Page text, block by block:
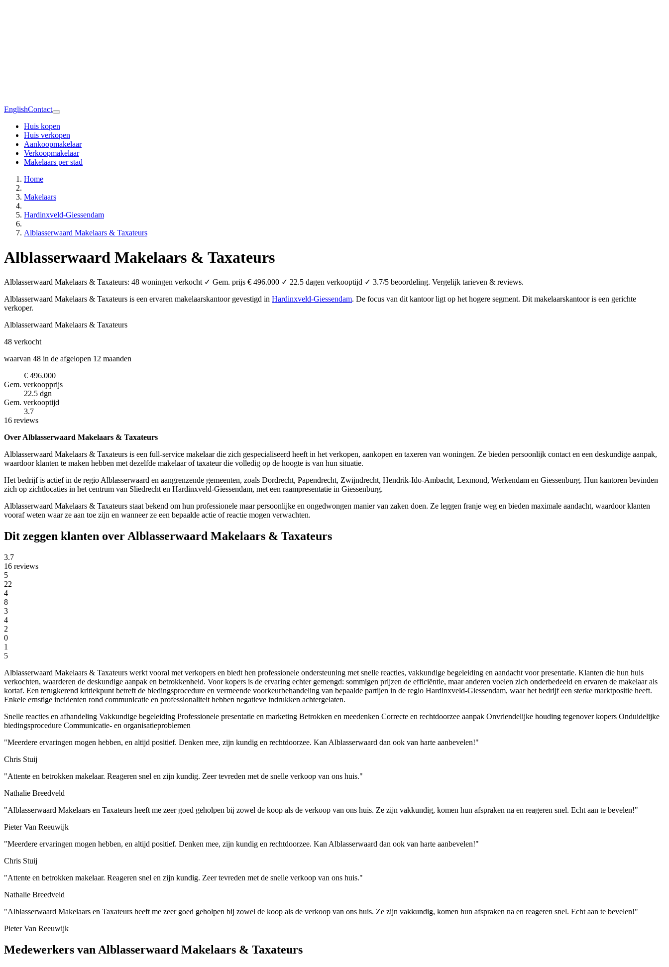
EnglishContact
Huis kopen
Huis verkopen
Aankoopmakelaar
Verkoopmakelaar
Makelaars per stad
Home
Makelaars
Hardinxveld-Giessendam
Alblasserwaard Makelaars & Taxateurs
Alblasserwaard Makelaars & Taxateurs
Alblasserwaard Makelaars & Taxateurs: 48 woningen verkocht ✓ Gem. prijs € 496.000 ✓ 22.5 dagen verkooptijd ✓ 3.7/5 beoordeling. Vergelijk tarieven & reviews.
Alblasserwaard Makelaars & Taxateurs is een ervaren makelaarskantoor gevestigd in Hardinxveld-Giessendam. De focus van dit kantoor ligt op het hogere segment. Dit makelaarskantoor is een gerichte
verkoper.
Alblasserwaard Makelaars & Taxateurs
48 verkocht
waarvan 48 in de afgelopen 12 maanden
€ 496.000
Gem. verkoopprijs
22.5 dgn
Gem. verkooptijd
3.7
16 reviews
Over Alblasserwaard Makelaars & Taxateurs
Alblasserwaard Makelaars & Taxateurs is een full-service makelaar die zich gespecialiseerd heeft in het verkopen, aankopen en taxeren van woningen. Ze bieden persoonlijk contact en een deskundige aanpak,
waardoor klanten te maken hebben met dezelfde makelaar of taxateur die volledig op de hoogte is van hun situatie.
Het bedrijf is actief in de regio Alblasserwaard en aangrenzende gemeenten, zoals Dordrecht, Papendrecht, Zwijndrecht, Hendrik-Ido-Ambacht, Lexmond, Werkendam en Giessenburg. Hun kantoren bevinden
zich op zichtlocaties in het centrum van Sliedrecht en Hardinxveld-Giessendam, met een raampresentatie in Giessenburg.
Alblasserwaard Makelaars & Taxateurs staat bekend om hun professionele maar persoonlijke en ongedwongen manier van zaken doen. Ze leggen franje weg en bieden maximale aandacht, waardoor klanten
vooraf weten waar ze aan toe zijn en wanneer ze een bepaalde actie of reactie mogen verwachten.
Dit zeggen klanten over Alblasserwaard Makelaars & Taxateurs
3.7
16 reviews
5
22
4
8
3
4
2
0
1
5
Alblasserwaard Makelaars & Taxateurs werkt vooral met verkopers en biedt hen professionele ondersteuning met snelle reacties, vakkundige begeleiding en aandacht voor presentatie. Klanten die hun huis
verkochten, waarderen de deskundige aanpak en betrokkenheid. Voor kopers is de ervaring echter gemengd: sommigen prijzen de efficiëntie, maar anderen voelen zich onderbedeeld en ervaren de makelaar als
kortaf. Een terugkerend kritiekpunt betreft de biedingsprocedure en vermeende voorkeurbehandeling van bepaalde partijen in de regio Hardinxveld-Giessendam, waar het bedrijf een sterke marktpositie heeft.
Enkele ernstige incidenten rond communicatie en professionaliteit hebben negatieve indrukken achtergelaten.
Snelle reacties en afhandeling Vakkundige begeleiding Professionele presentatie en marketing Betrokken en meedenken Correcte en rechtdoorzee aanpak Onvriendelijke houding tegenover kopers Onduidelijke
biedingsprocedure Communicatie- en organisatieproblemen
"Meerdere ervaringen mogen hebben, en altijd positief. Denken mee, zijn kundig en rechtdoorzee. Kan Alblasserwaard dan ook van harte aanbevelen!"
Chris Stuij
"Attente en betrokken makelaar. Reageren snel en zijn kundig. Zeer tevreden met de snelle verkoop van ons huis."
Nathalie Breedveld
"Alblasserwaard Makelaars en Taxateurs heeft me zeer goed geholpen bij zowel de koop als de verkoop van ons huis. Ze zijn vakkundig, komen hun afspraken na en reageren snel. Echt aan te bevelen!"
Pieter Van Reeuwijk
"Meerdere ervaringen mogen hebben, en altijd positief. Denken mee, zijn kundig en rechtdoorzee. Kan Alblasserwaard dan ook van harte aanbevelen!"
Chris Stuij
"Attente en betrokken makelaar. Reageren snel en zijn kundig. Zeer tevreden met de snelle verkoop van ons huis."
Nathalie Breedveld
"Alblasserwaard Makelaars en Taxateurs heeft me zeer goed geholpen bij zowel de koop als de verkoop van ons huis. Ze zijn vakkundig, komen hun afspraken na en reageren snel. Echt aan te bevelen!"
Pieter Van Reeuwijk
Medewerkers van Alblasserwaard Makelaars & Taxateurs